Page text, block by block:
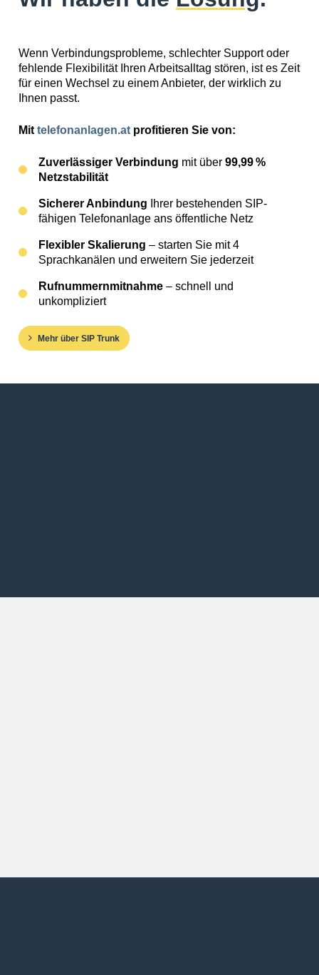
Wenn Verbindungsprobleme, schlechter Support oder
fehlende Flexibilität Ihren Arbeitsalltag stören, ist es Zeit
für einen Wechsel zu einem Anbieter, der wirklich zu
Ihnen passt.
Mit telefonanlagen.at profitieren Sie von:
Zuverlässiger Verbindung mit über 99,99 %
Netzstabilität
Sicherer Anbindung Ihrer bestehenden SIP-
fähigen Telefonanlage ans öffentliche Netz
Flexibler Skalierung – starten Sie mit 4
Sprachkanälen und erweitern Sie jederzeit
Rufnummernmitnahme – schnell und
unkompliziert
Mehr über SIP Trunk